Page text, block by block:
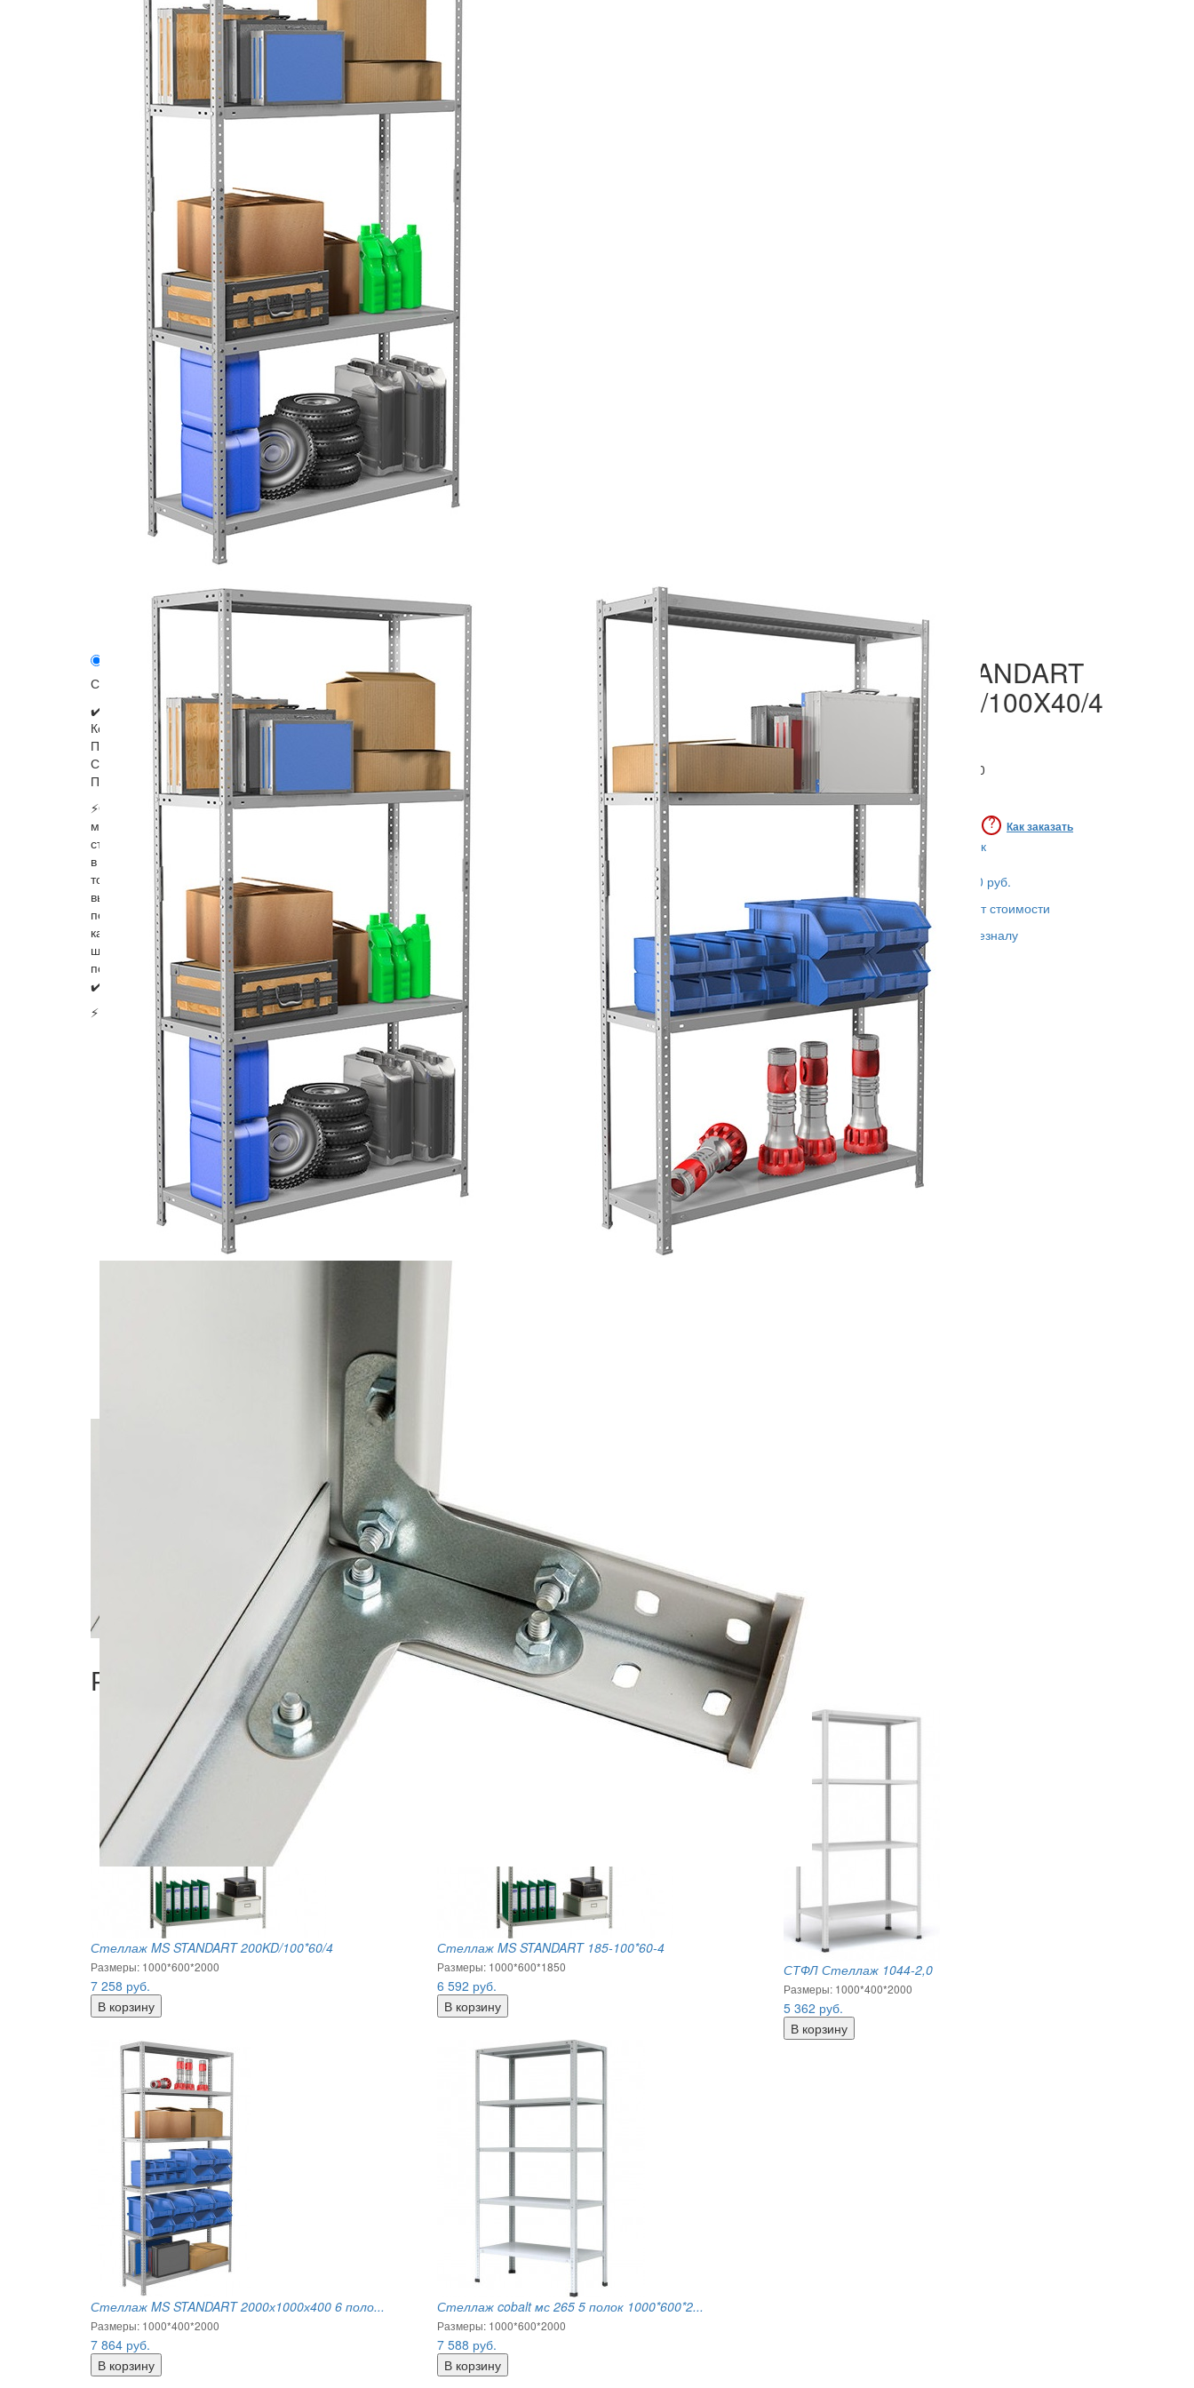
Описание
Модели серии
Стеллаж металлический предназначен для хранения документов и различных грузов в офисе, на складе, в архиве;
✔️Комплектация:
Комплект крепежа стойки MS Standart - 4шт.
Полка MS Standart 100х40 см - 4 шт.
Стойка MS Standart 200 - 4 шт.
Подпятники
⚡Особенности:
максимальная распределенная нагрузка – 100 кг на каждую полку;
стойки рассчитаны на нагрузку до 500 кг;
в комплекте Г-образные уголки для усиления нижней и верхней полок;
толщина металла стойки – 1,2 мм;
высота бокового ребра полки – 33 мм;
покрытие полимерно порошковое серого цвета RAL7038
каждая полка усиливается 1 центральным ребром жёсткости высотой 26 мм;
шаг регулирования высоты полок – 25 мм;
поставляется в разобранном виде, собирается с помощью болтов и гаек.
✔️Гарантия 12 месяцев, производство Промет, Россия.
⚡Цена 5980 руб.
Артикул:
MS STANDART
200KD/100X40/4
Размеры:
1000*400*2000
5 980
? Как заказать
Купить в 1 клик
Доставка - 450 руб.
Сборка - 5% от стоимости
Оплата - по безналу
Рекомендуемые товары
Стеллаж MS STANDART 200KD/100*60/4
Размеры: 1000*600*2000
7 258 руб.
Стеллаж MS STANDART 185-100*60-4
Размеры: 1000*600*1850
6 592 руб.
СТФЛ Стеллаж 1044-2,0
Размеры: 1000*400*2000
5 362 руб.
Стеллаж MS STANDART 2000х1000х400 6 поло...
Размеры: 1000*400*2000
7 864 руб.
Стеллаж cobalt мс 265 5 полок 1000*600*2...
Размеры: 1000*600*2000
7 588 руб.